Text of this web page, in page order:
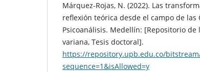
Márquez-Rojas, N. (2022). Las
reflexión teórica desde el campo de las
Psicoanálisis. Medellín: [Repositorio
variana, Tesis doctoral].
https://repository.upb.edu.co/
sequence=1&isAllowed=y